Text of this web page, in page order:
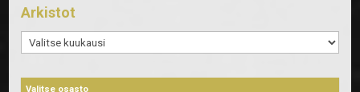
Arkistot
Arkistot